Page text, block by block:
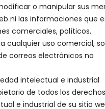
o manipular sus
ni las informaciones que
comerciales, políticos,
cualquier uso comercial,
correos electrónicos no
intelectual e industrial
de todos los
e industrial de su sitio